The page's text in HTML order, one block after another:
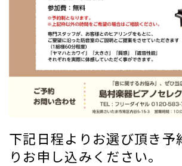
下記日程よりお選び頂き予
りお申し込みください。